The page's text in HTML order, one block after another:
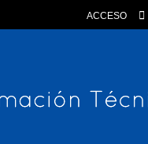
ACCESO